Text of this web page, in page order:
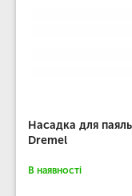
Насадка для
Dremel
В наявності